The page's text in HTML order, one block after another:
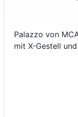
Palazzo von
mit X-Gestell